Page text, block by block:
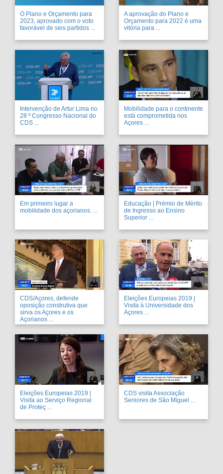
O Plano e Orçamento para
2023, aprovado com o voto
favorável de seis partidos ...
A aprovação do Plano e
Orçamento para 2022 é uma
vitória para ...
Intervenção de Artur Lima no
28 º Congresso Nacional do
CDS ...
Mobilidade para o continente
está comprometida nos
Açores ...
Em primeiro lugar a
mobilidade dos açorianos. ...
Educação | Prémio de Mérito
de Ingresso ao Ensino
Superior ...
CDS/Açores, defende
oposição construtiva que
sirva os Açores e os
Açorianos ...
Eleições Europeias 2019 |
Visita à Universidade dos
Açores ...
Eleições Europeias 2019 |
Visita ao Serviço Regional
de Proteç ...
CDS visita Associação
Seniores de São Miguel ...